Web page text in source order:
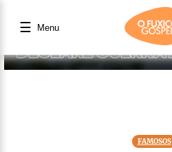
☰ Menu
FAMOSOS